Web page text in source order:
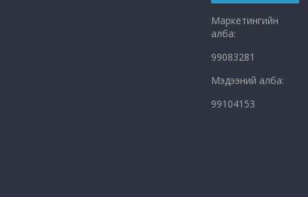
Маркетингийн
алба:
99083281
Мэдээний алба:
99104153